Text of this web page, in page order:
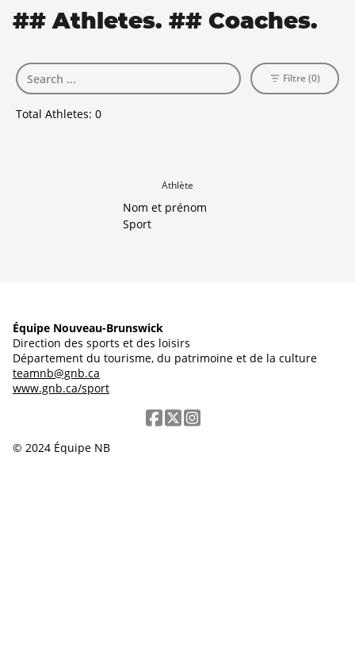
## Athletes. ## Coaches.
Total Athletes: 0
Filtre (0)
Athlète
Nom et prénom
Sport
Équipe Nouveau-Brunswick
Direction des sports et des loisirs
Département du tourisme, du patrimoine et de la culture
teamnb@gnb.ca
www.gnb.ca/sport
© 2024 Équipe NB